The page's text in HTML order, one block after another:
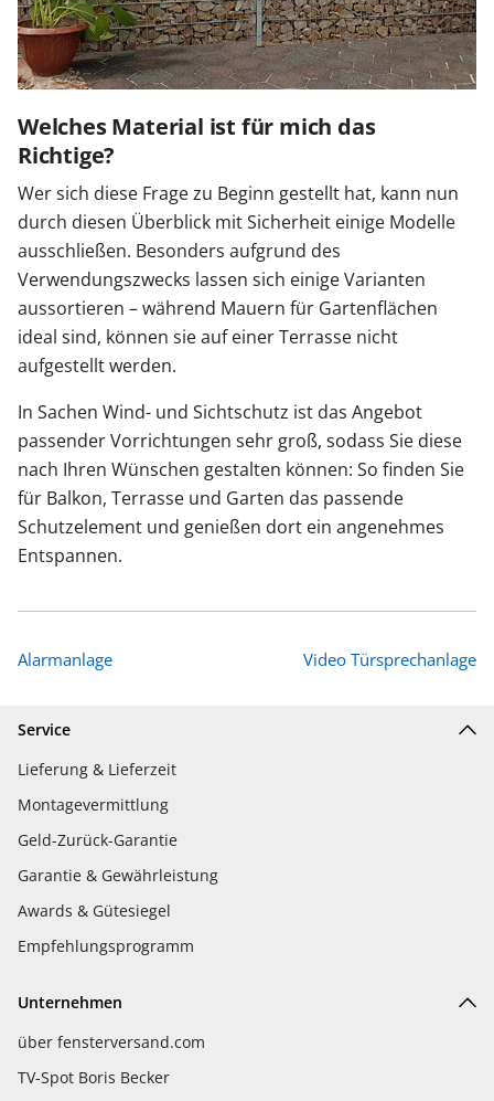
Welches Material ist für mich das
Richtige?
Wer sich diese Frage zu Beginn gestellt hat, kann nun
durch diesen Überblick mit Sicherheit einige Modelle
ausschließen. Besonders aufgrund des
Verwendungszwecks lassen sich einige Varianten
aussortieren – während Mauern für Gartenflächen
ideal sind, können sie auf einer Terrasse nicht
aufgestellt werden.
In Sachen Wind- und Sichtschutz ist das Angebot
passender Vorrichtungen sehr groß, sodass Sie diese
nach Ihren Wünschen gestalten können: So finden Sie
für Balkon, Terrasse und Garten das passende
Schutzelement und genießen dort ein angenehmes
Entspannen.
Alarmanlage Video Türsprechanlage
Service
Lieferung & Lieferzeit
Montagevermittlung
Geld-Zurück-Garantie
Garantie & Gewährleistung
Awards & Gütesiegel
Empfehlungsprogramm
Unternehmen
über fensterversand.com
TV-Spot Boris Becker